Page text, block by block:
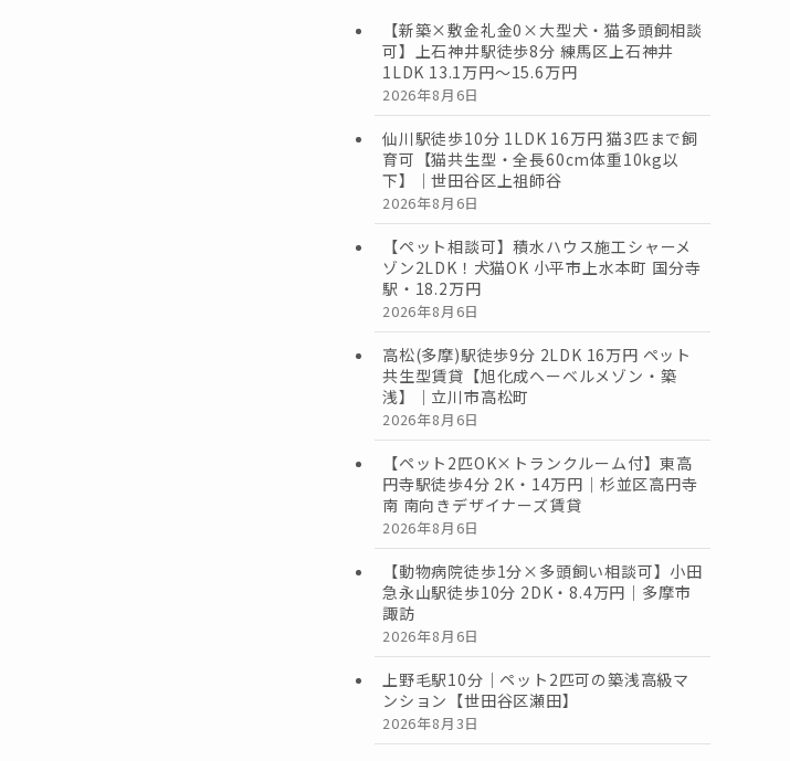
【新築×敷金礼金0×大型犬・猫多頭飼相談
可】上石神井駅徒歩8分 練馬区上石神井
1LDK 13.1万円〜15.6万円
2026年8月6日
仙川駅徒歩10分 1LDK 16万円 猫3匹まで飼
育可【猫共生型・全長60cm体重10kg以
下】｜世田谷区上祖師谷
2026年8月6日
【ペット相談可】積水ハウス施工シャーメ
ゾン2LDK！犬猫OK 小平市上水本町 国分寺
駅・18.2万円
2026年8月6日
高松(多摩)駅徒歩9分 2LDK 16万円 ペット
共生型賃貸【旭化成ヘーベルメゾン・築
浅】｜立川市高松町
2026年8月6日
【ペット2匹OK×トランクルーム付】東高
円寺駅徒歩4分 2K・14万円｜杉並区高円寺
南 南向きデザイナーズ賃貸
2026年8月6日
【動物病院徒歩1分×多頭飼い相談可】小田
急永山駅徒歩10分 2DK・8.4万円｜多摩市
諏訪
2026年8月6日
上野毛駅10分｜ペット2匹可の築浅高級マ
ンション【世田谷区瀬田】
2026年8月3日